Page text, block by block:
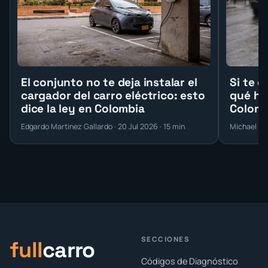
El conjunto no te deja instalar el
cargador del carro eléctrico: esto
dice la ley en Colombia
Edgardo Martinez Gallardo · 20 Jul 2026 · 15 min
Si te
qué
Michael
fullcarro SECCIONES
Códigos de Diagnóstico